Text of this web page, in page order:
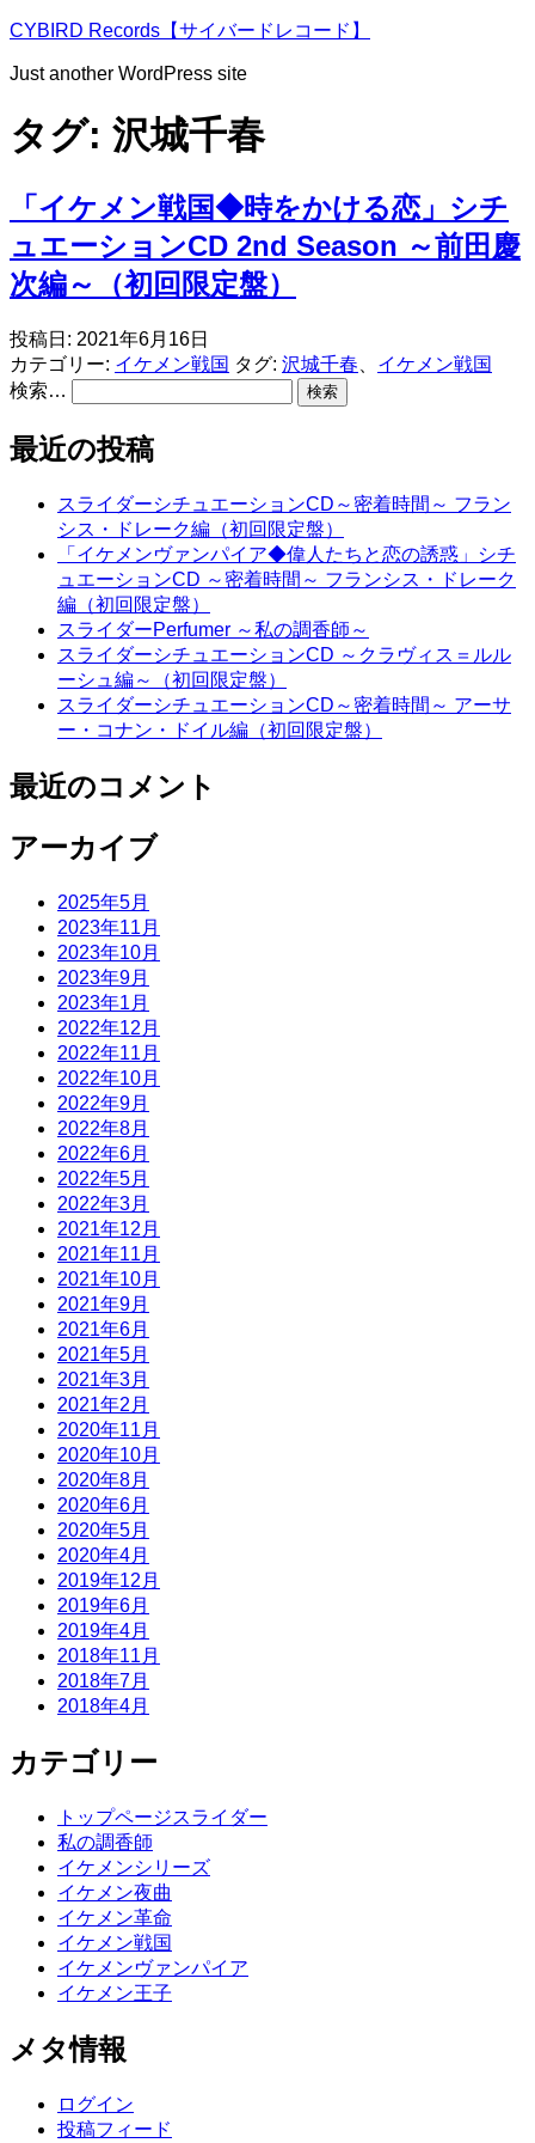
コ
テ
ツ
へ
キ
プ
CYBIRD Records【サイバードレコード】
Just another WordPress site
タグ: 沢城千春
「イケメン戦国◆時をかける恋」シチ
ュエーションCD 2nd Season ～前田慶
次編～（初回限定盤）
投稿日: 2021年6月16日
カテゴリー: イケメン戦国 タグ: 沢城千春
イケメン戦国
検索…
最近の投稿
スライダーシチュエーションCD～密着時間～ フラン
シス・ドレーク編（初回限定盤）
「イケメンヴァンパイア◆偉人たちと恋の誘惑」シチ
ュエーションCD ～密着時間～ フランシス・ドレーク
編（初回限定盤）
スライダーPerfumer ～私の調香師～
スライダーシチュエーションCD ～クラヴィス＝ルル
ーシュ編～（初回限定盤）
スライダーシチュエーションCD～密着時間～ アーサ
ー・コナン・ドイル編（初回限定盤）
最近のコメント
アーカイブ
2025年5月
2023年11月
2023年10月
2023年9月
2023年1月
2022年12月
2022年11月
2022年10月
2022年9月
2022年8月
2022年6月
2022年5月
2022年3月
2021年12月
2021年11月
2021年10月
2021年9月
2021年6月
2021年5月
2021年3月
2021年2月
2020年11月
2020年10月
2020年8月
2020年6月
2020年5月
2020年4月
2019年12月
2019年6月
2019年4月
2018年11月
2018年7月
2018年4月
カテゴリー
トップページスライダー
私の調香師
イケメンシリーズ
イケメン夜曲
イケメン革命
イケメン戦国
イケメンヴァンパイア
イケメン王子
メタ情報
ログイン
投稿フィード